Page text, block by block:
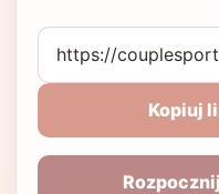
Kopiuj